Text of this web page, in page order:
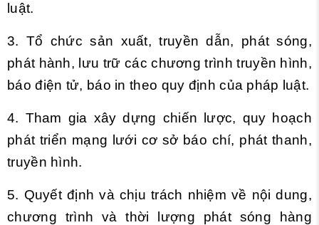
luật.
3. Tổ chức sản xuất, truyền dẫn, phát sóng,
phát hành, lưu trữ các chương trình truyền hình,
báo điện tử, báo in theo quy định của pháp luật.
4. Tham gia xây dựng chiến lược, quy hoạch
phát triển mạng lưới cơ sở báo chí, phát thanh,
truyền hình.
5. Quyết định và chịu trách nhiệm về nội dung,
chương trình và thời lượng phát sóng hàng